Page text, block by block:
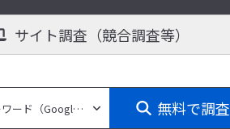
サイト調査 （競合調査等）
無料で調査